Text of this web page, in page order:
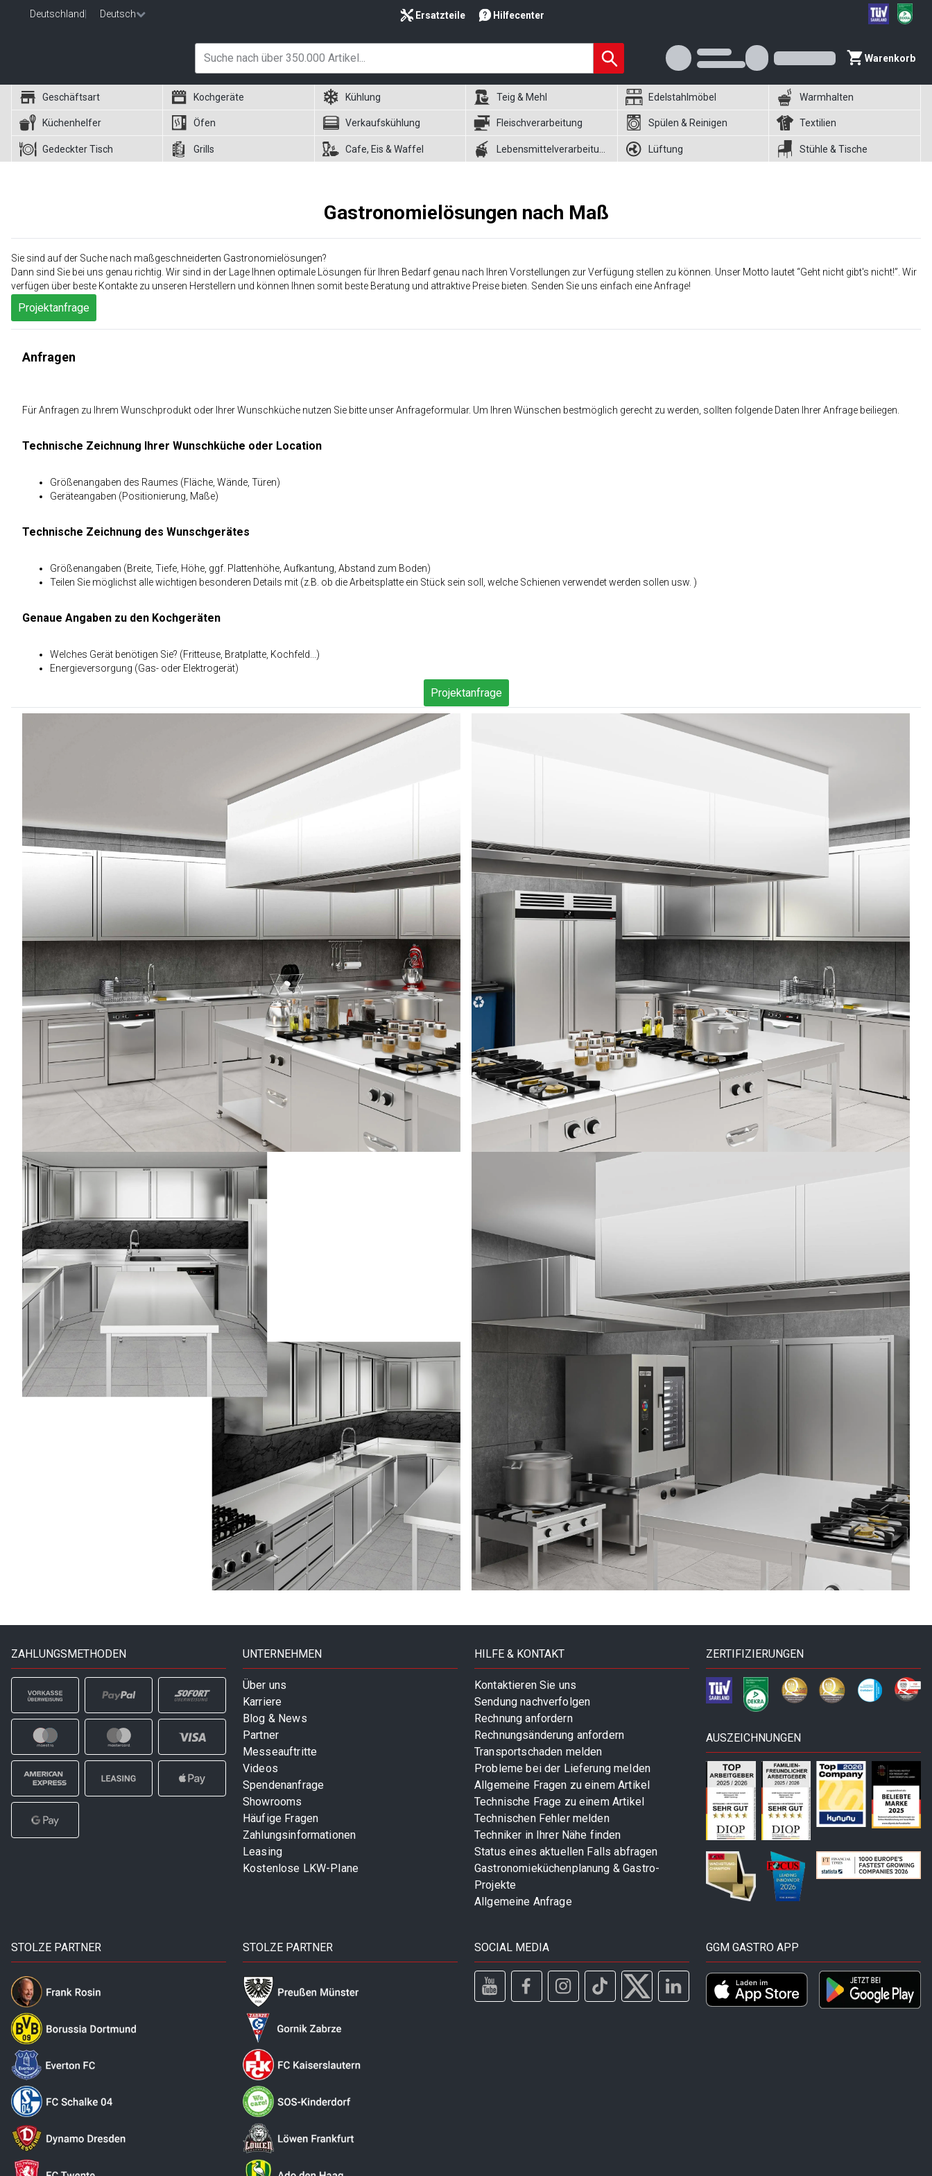
Deutschland Deutsch Ersatzteile Hilfecenter
Warenkorb
Geschäftsart Kochgeräte Kühlung Teig & Mehl Edelstahlmöbel Warmhalten
Küchenhelfer Öfen Verkaufskühlung Fleischverarbeitung Spülen & Reinigen Textilien
Gedeckter Tisch Grills Cafe, Eis & Waffel Lüftung Stühle & Tische
Gastronomielösungen nach Maß
Sie sind auf der Suche nach maßgeschneiderten Gastronomielösungen?
Dann sind Sie bei uns genau richtig. Wir sind in der Lage Ihnen optimale Lösungen für Ihren Bedarf genau nach Ihren Vorstellungen zur Verfügung stellen zu können. Unser Motto lautet “Geht nicht gibt's nicht!”. Wir
verfügen über beste Kontakte zu unseren Herstellern und können Ihnen somit beste Beratung und attraktive Preise bieten. Senden Sie uns einfach eine Anfrage!
Projektanfrage
Anfragen
Für Anfragen zu Ihrem Wunschprodukt oder Ihrer Wunschküche nutzen Sie bitte unser Anfrageformular. Um Ihren Wünschen bestmöglich gerecht zu werden, sollten folgende Daten Ihrer Anfrage beiliegen.
Technische Zeichnung Ihrer Wunschküche oder Location
Größenangaben des Raumes (Fläche, Wände, Türen)
Geräteangaben (Positionierung, Maße)
Technische Zeichnung des Wunschgerätes
Größenangaben (Breite, Tiefe, Höhe, ggf. Plattenhöhe, Aufkantung, Abstand zum Boden)
Teilen Sie möglichst alle wichtigen besonderen Details mit (z.B. ob die Arbeitsplatte ein Stück sein soll, welche Schienen verwendet werden sollen usw. )
Genaue Angaben zu den Kochgeräten
Welches Gerät benötigen Sie? (Fritteuse, Bratplatte, Kochfeld...)
Energieversorgung (Gas- oder Elektrogerät)
Projektanfrage
ZAHLUNGSMETHODEN UNTERNEHMEN
Über uns
Karriere
Blog & News
Partner
Messeauftritte
Videos
Spendenanfrage
Showrooms
Häufige Fragen
Zahlungsinformationen
Leasing
Kostenlose LKW-Plane
HILFE & KONTAKT
Kontaktieren Sie uns
Sendung nachverfolgen
Rechnung anfordern
Rechnungsänderung anfordern
Transportschaden melden
Probleme bei der Lieferung melden
Allgemeine Fragen zu einem Artikel
Technische Frage zu einem Artikel
Technischen Fehler melden
Techniker in Ihrer Nähe finden
Status eines aktuellen Falls abfragen
Gastronomieküchenplanung & Gastro-
Projekte
Allgemeine Anfrage
ZERTIFIZIERUNGEN
AUSZEICHNUNGEN
STOLZE PARTNER STOLZE PARTNER SOCIAL MEDIA GGM GASTRO APP